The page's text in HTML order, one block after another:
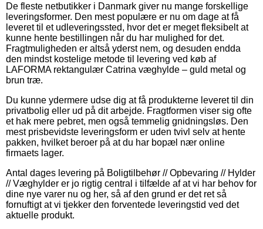
De fleste netbutikker i Danmark giver nu mange forskellige
leveringsformer. Den mest populære er nu om dage at få
leveret til et udleveringssted, hvor det er meget fleksibelt at
kunne hente bestillingen når du har mulighed for det.
Fragtmuligheden er altså yderst nem, og desuden endda
den mindst kostelige metode til levering ved køb af
LAFORMA rektangulær Catrina væghylde – guld metal og
brun træ.
Du kunne ydermere udse dig at få produkterne leveret til din
privatbolig eller ud på dit arbejde. Fragtformen viser sig ofte
et hak mere pebret, men også temmelig gnidningsløs. Den
mest prisbevidste leveringsform er uden tvivl selv at hente
pakken, hvilket beroer på at du har bopæl nær online
firmaets lager.
Antal dages levering på Boligtilbehør // Opbevaring // Hylder
// Væghylder er jo rigtig central i tilfælde af at vi har behov for
dine nye varer nu og her, så af den grund er det ret så
fornuftigt at vi tjekker den forventede leveringstid ved det
aktuelle produkt.